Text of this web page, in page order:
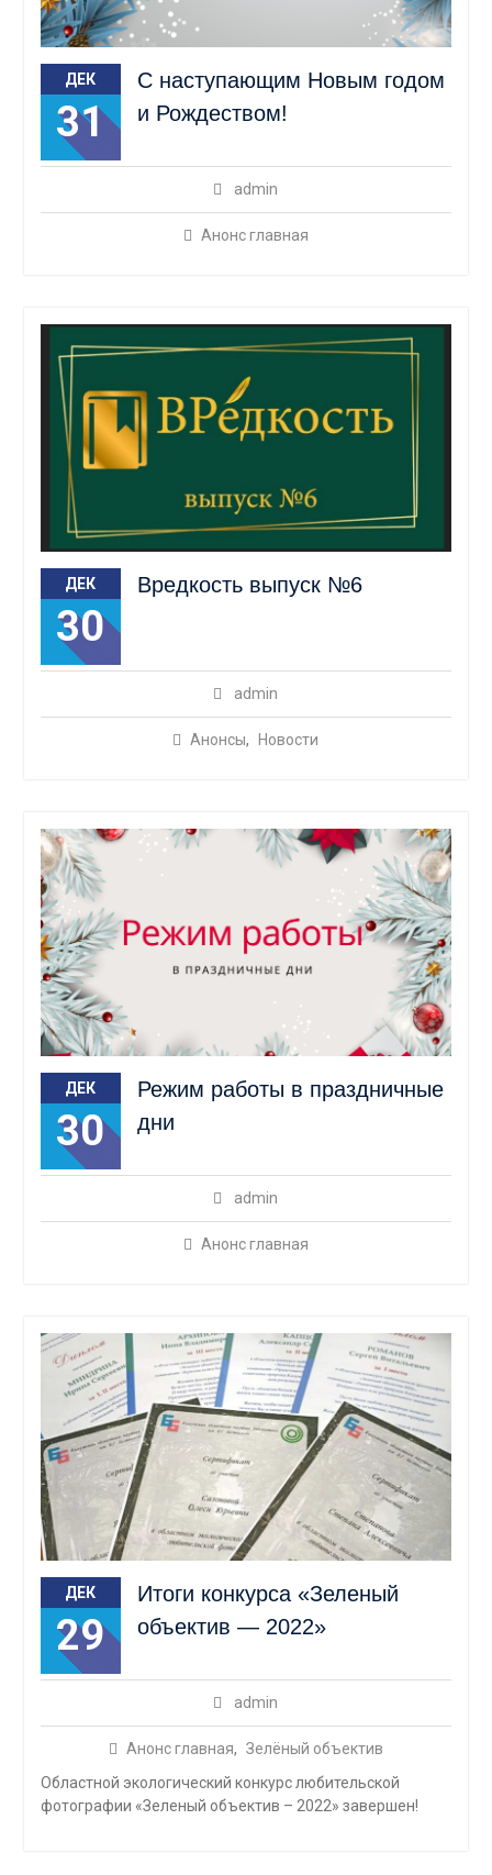
ДЕК
31
С наступающим Новым годом
и Рождеством!
admin
Анонс главная
ДЕК
30
Вредкость выпуск №6
admin
Анонсы, Новости
ДЕК
30
Режим работы в праздничные
дни
admin
Анонс главная
ДЕК
29
Итоги конкурса «Зеленый
объектив — 2022»
admin
Анонс главная, Зелёный объектив
Областной экологический конкурс любительской
фотографии «Зеленый объектив – 2022» завершен!